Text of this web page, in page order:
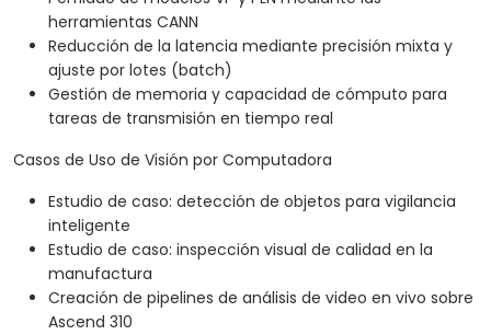
herramientas CANN
Reducción de la latencia mediante precisión mixta y
ajuste por lotes (batch)
Gestión de memoria y capacidad de cómputo para
tareas de transmisión en tiempo real
Casos de Uso de Visión por Computadora
Estudio de caso: detección de objetos para vigilancia
inteligente
Estudio de caso: inspección visual de calidad en la
manufactura
Creación de pipelines de análisis de video en vivo sobre
Ascend 310